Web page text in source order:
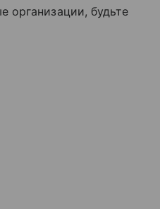
организации, будьте